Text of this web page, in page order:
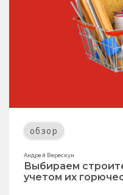
обзор
Андрей Верескун
Выбираем
учетом их